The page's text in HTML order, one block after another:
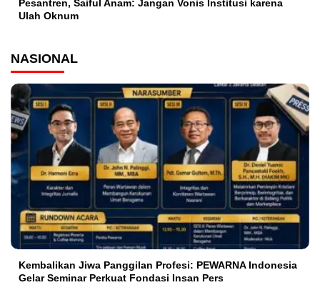
Pesantren, Saiful Anam: Jangan Vonis Institusi karena
Ulah Oknum
NASIONAL
Kembalikan Jiwa Panggilan Profesi: PEWARNA Indonesia
Gelar Seminar Perkuat Fondasi Insan Pers